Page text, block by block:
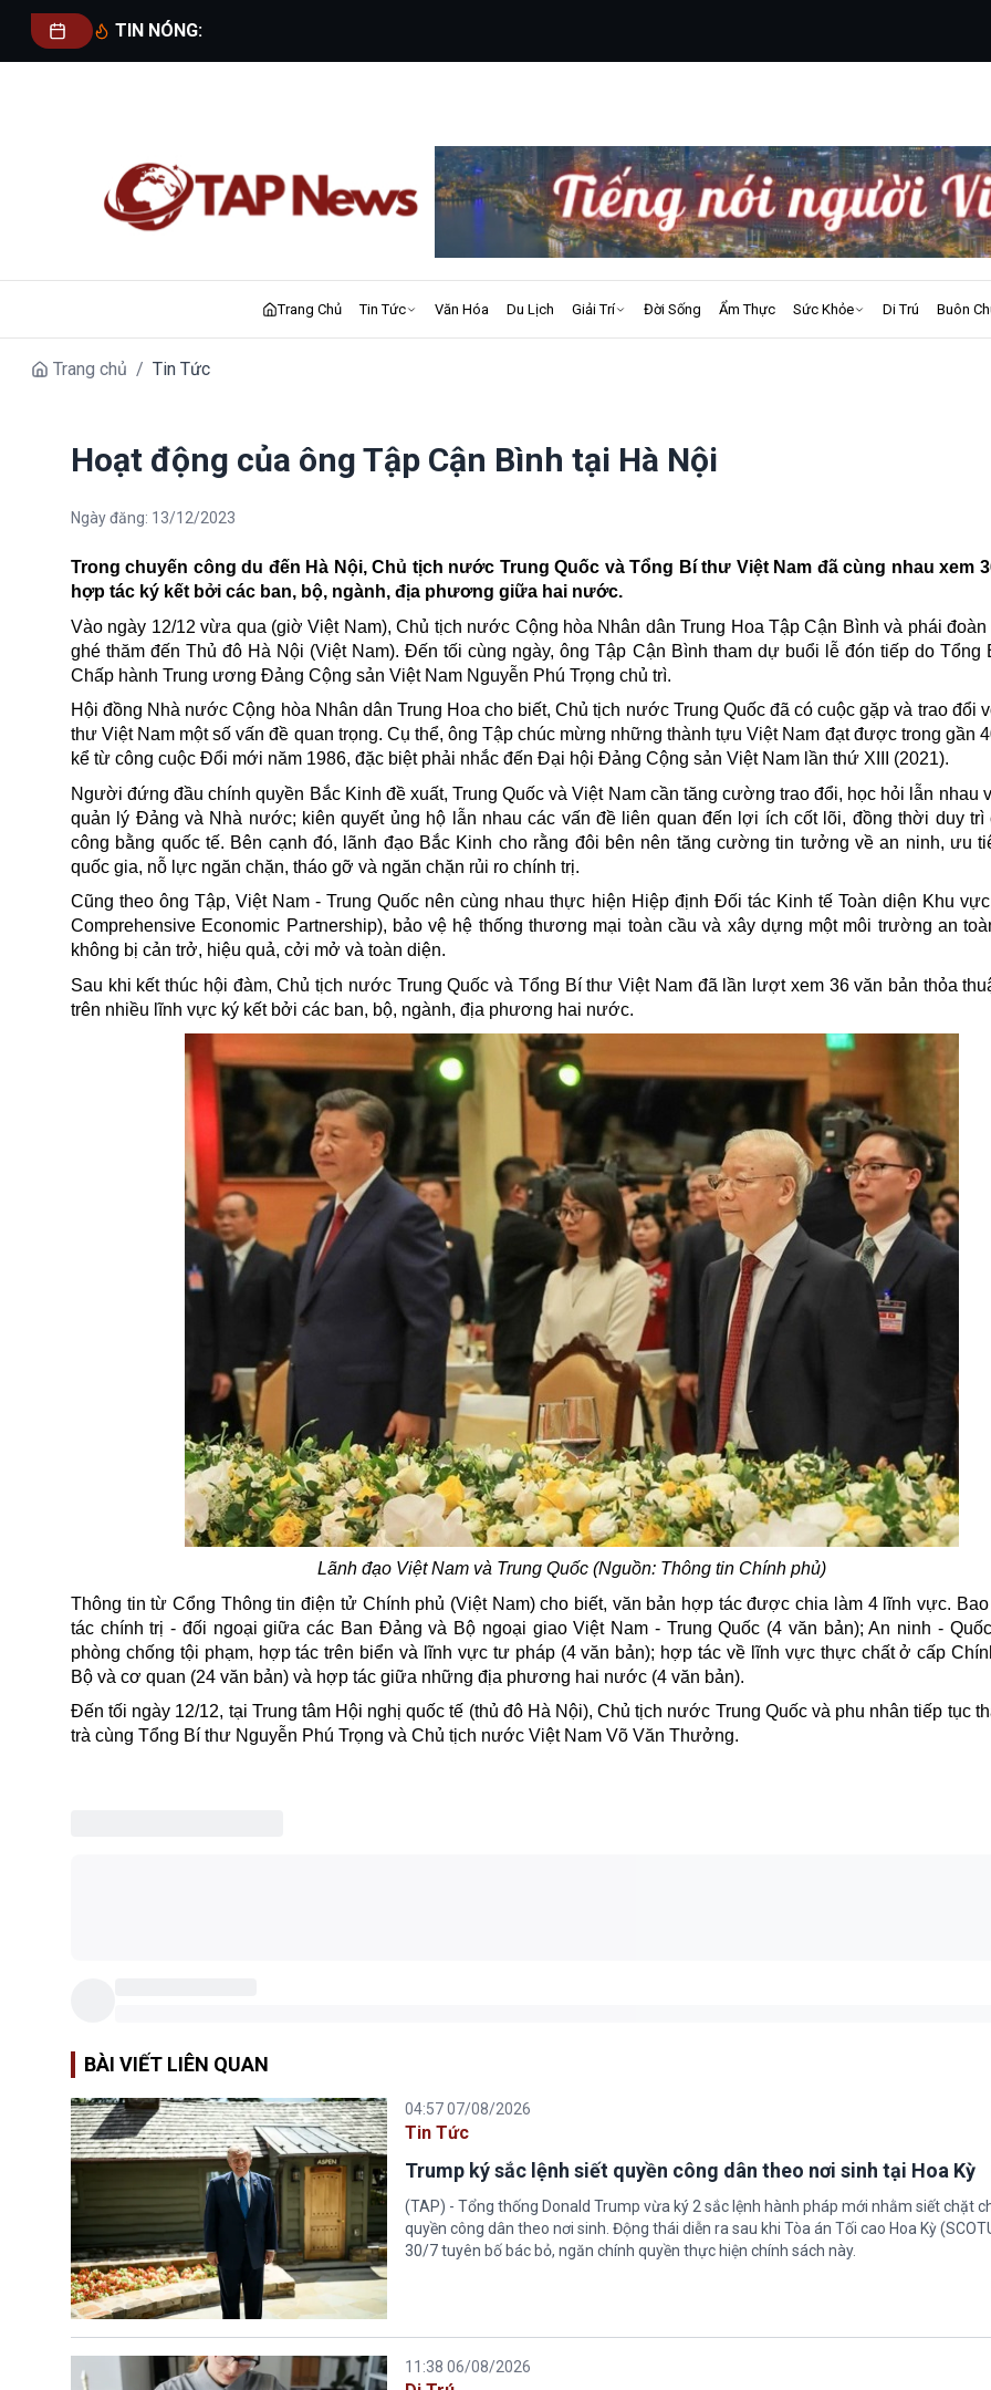
TIN NÓNG:
Trang Chủ Tin Tức Văn Hóa Du Lịch Giải Trí Đời Sống Ẩm Thực Sức Khỏe Di Trú Buôn
Trang chủ / Tin Tức
Hoạt động của ông Tập Cận Bình tại Hà Nội
Ngày đăng: 13/12/2023
Trong chuyến công du đến Hà Nội, Chủ tịch nước Trung Quốc và Tổng Bí thư Việt Nam đã cùng nhau xem
hợp tác ký kết bởi các ban, bộ, ngành, địa phương giữa hai nước.
Vào ngày 12/12 vừa qua (giờ Việt Nam),Chủ tịch nước Cộng hòa Nhân dân Trung Hoa Tập Cận Bình và phái đoàn
ghé thăm đến Thủ đô Hà Nội (Việt Nam). Đến tối cùng ngày, ông Tập Cận Bình tham dự buổi lễ đón tiếp do Tổng
Chấp hành Trung ương Đảng Cộng sản Việt Nam Nguyễn Phú Trọng chủ trì.
Hội đồng Nhà nước Cộng hòa Nhân dân Trung Hoa cho biết, Chủ tịch nước Trung Quốcđã có cuộc gặp và trao đổi
thư Việt Nam một số vấn đề quan trọng. Cụ thể, ông Tập chúc mừng những thành tựu Việt Nam đạt được trong gần
kể từ công cuộc Đổi mới năm 1986, đặc biệt phải nhắc đến Đại hội Đảng Cộng sản Việt Nam lần thứ XIII (2021).
Người đứng đầu chính quyền Bắc Kinh đề xuất, Trung Quốc và Việt Nam cần tăng cường trao đổi, học hỏi lẫn nhau
quản lý Đảng và Nhà nước; kiên quyết ủng hộ lẫn nhau các vấn đề liên quan đến lợi ích cốt lõi, đồng thời duy trì
công bằng quốc tế. Bên cạnh đó, lãnh đạo Bắc Kinh cho rằng đôi bên nên tăng cường tin tưởng về an ninh, ưu
quốc gia, nỗ lực ngăn chặn, tháo gỡ và ngăn chặn rủi ro chính trị.
Cũng theo ông Tập, Việt Nam - Trung Quốc nên cùng nhau thực hiện Hiệp định Đối tác Kinh tế Toàn diện Khu vực
Comprehensive Economic Partnership), bảo vệ hệ thống thương mại toàn cầu và xây dựng một môi trường an
không bị cản trở, hiệu quả, cởi mở và toàn diện.
Sau khi kết thúc hội đàm, Chủ tịch nước Trung Quốc và Tổng Bí thư Việt Nam đã lần lượt xem 36 văn bản thỏa
trên nhiều lĩnh vực ký kết bởi các ban, bộ, ngành, địa phương hai nước.
Lãnh đạo Việt Nam và Trung Quốc (Nguồn: Thông tin Chính phủ)
Thông tin từ Cổng Thông tin điện tử Chính phủ (Việt Nam) cho biết, văn bản hợp tác được chia làm 4 lĩnh vực.
tác chính trị - đối ngoại giữa các Ban Đảng và Bộ ngoại giaoViệt Nam - Trung Quốc (4 văn bản); An ninh -
phòng chống tội phạm, hợp tác trên biển và lĩnh vực tư pháp (4 văn bản); hợp tác về lĩnh vực thực chất ở cấp
Bộ và cơ quan (24 văn bản) và hợp tác giữa những địa phương hai nước (4 văn bản).
Đến tối ngày 12/12, tại Trung tâm Hội nghị quốc tế (thủ đô Hà Nội), Chủ tịch nước Trung Quốc và phu nhân tiếp tục
trà cùng Tổng Bí thư Nguyễn Phú Trọng và Chủ tịch nước Việt Nam Võ Văn Thưởng.
BÀI VIẾT LIÊN QUAN
04:57 07/08/2026
Tin Tức
Trump ký sắc lệnh siết quyền công dân theo nơi sinh tại Hoa Kỳ
(TAP) - Tổng thống Donald Trump vừa ký 2 sắc lệnh hành pháp mới nhằm siết chặt
quyền công dân theo nơi sinh. Động thái diễn ra sau khi Tòa án Tối cao Hoa Kỳ
30/7 tuyên bố bác bỏ, ngăn chính quyền thực hiện chính sách này.
11:38 06/08/2026